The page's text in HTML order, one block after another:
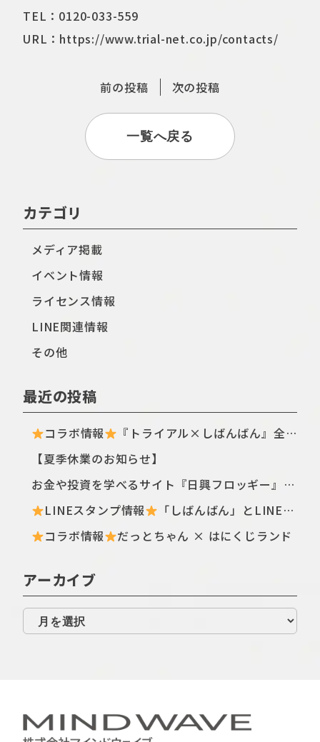
TEL：0120-033-559
URL： https://www.trial-net.co.jp/contacts/
前の投稿 次の投稿
一覧へ戻る
カテゴリ
メディア掲載
イベント情報
ライセンス情報
LINE関連情報
その他
最近の投稿
コラボ情報
『トライアル×しばんばん』全国のトライアル店舗・ECサイトにてTシャツ新シリーズが登場〈ฅ `ᴥ´ ฅ〉
【夏季休業のお知らせ】
お金や投資を学べるサイト『日興フロッギー』にてTomo.Nがぴよこ豆のイラストを描き下ろしました
LINEスタンプ情報
「しばんばん」とLINEオープンチャットがコラボしたスタンプが初登場！
コラボ情報
だっとちゃん × はにくじランド
アーカイブ